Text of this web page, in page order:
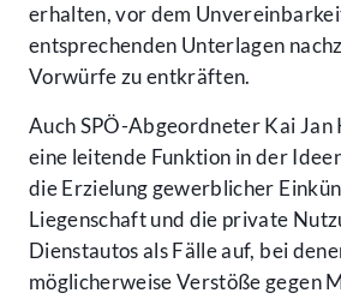
erhalten, vor dem
entsprechenden Unterlagen
Vorwürfe zu entkräften.
Auch SPÖ-Abgeordneter Kai
eine leitende Funktion in der
die Erzielung gewerblicher
Liegenschaft und die private
Dienstautos als Fälle auf, bei
möglicherweise Verstöße gegen